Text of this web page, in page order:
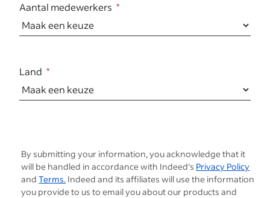
Aantal medewerkers
Land
By submitting your information, you acknowledge that it
will be handled in accordance with Indeed's Privacy Policy
andTerms. Indeed and its affiliates will use the information
you provide to us to email you about our products and